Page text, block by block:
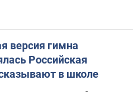
версия гимна
Российская
в школе